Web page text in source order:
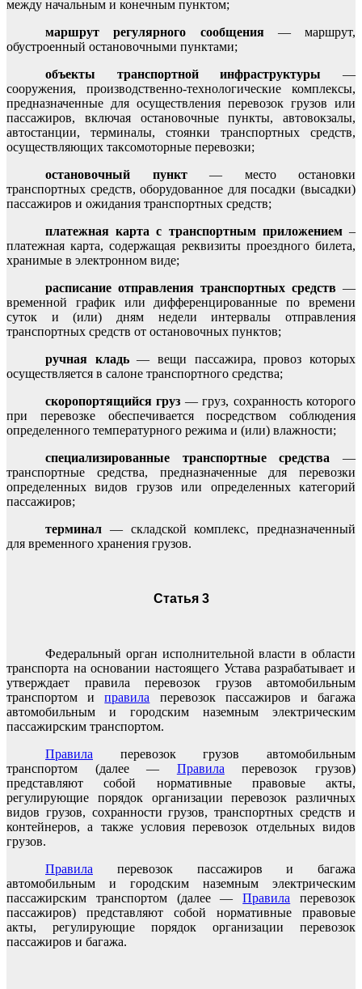
между начальным и конечным пунктом;
маршрут регулярного сообщения— маршрут,
обустроенный остановочными пунктами;
объекты транспортной инфраструктуры —
сооружения, производственно-технологические комплексы,
предназначенные для осуществления перевозок грузов или
пассажиров, включая остановочные пункты, автовокзалы,
автостанции, терминалы, стоянки транспортных средств,
осуществляющих таксомоторные перевозки;
остановочный пункт— место остановки
транспортных средств, оборудованное для посадки (высадки)
пассажиров и ожидания транспортных средств;
платежная карта с транспортным приложением–
платежная карта, содержащая реквизиты проездного билета,
хранимые в электронном виде;
расписание отправления транспортных средств —
временной график или дифференцированные по времени
суток и (или) дням недели интервалы отправления
транспортных средств от остановочных пунктов;
ручная кладь— вещи пассажира, провоз которых
осуществляется в салоне транспортного средства;
скоропортящийся груз — груз, сохранность которого
при перевозке обеспечивается посредством соблюдения
определенного температурного режима и (или) влажности;
специализированные транспортные средства —
транспортные средства, предназначенные для перевозки
определенных видов грузов или определенных категорий
пассажиров;
терминал — складской комплекс, предназначенный
для временного хранения грузов.
Статья 3
Федеральный орган исполнительной власти в области
транспорта на основании настоящего Устава разрабатывает и
утверждает правила перевозок грузов автомобильным
транспортом иправила перевозок пассажиров и багажа
автомобильным и городским наземным электрическим
пассажирским транспортом.
Правила перевозок грузов автомобильным
транспортом (далее — Правилаперевозок грузов)
представляют собой нормативные правовые акты,
регулирующие порядок организации перевозок различных
видов грузов, сохранности грузов, транспортных средств и
контейнеров, а также условия перевозок отдельных видов
грузов.
Правила перевозок пассажиров и багажа
автомобильным и городским наземным электрическим
пассажирским транспортом (далее —Правила перевозок
пассажиров) представляют собой нормативные правовые
акты, регулирующие порядок организации перевозок
пассажиров и багажа.